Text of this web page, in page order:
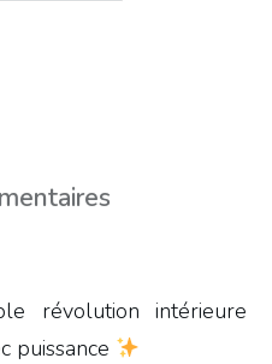
révolution intérieure
puissance